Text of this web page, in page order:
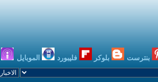
بنترست بلوكر فليبورد الموبايل